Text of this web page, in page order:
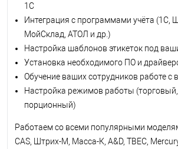
1С
Интеграция с программами учёта (1С,
МойСклад, АТОЛ и др.)
Настройка шаблонов этикеток под
Установка необходимого ПО и
Обучение ваших сотрудников работе с
Настройка режимов работы
порционный)
Работаем со всеми популярными
CAS, Штрих-М, Масса-К, A&D, ТВЕС,